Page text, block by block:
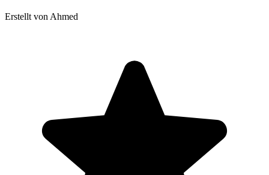
Erstellt von Ahmed